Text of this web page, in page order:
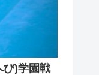
び)学園戦